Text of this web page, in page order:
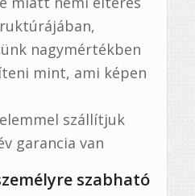
nagymértékben
mint, ami képen
szállítjuk
garancia van
szabható